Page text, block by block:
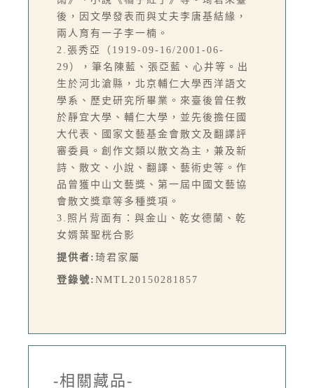
後，因文學發表而與丈夫李唐基結緣，
兩人育有一子李一楠。
2.張秀亞（1919-09-16/2001-06-
29），筆名陳藍、張亞藍、心井等。出
生於河北滄縣，北京輔仁大學西洋語文
學系、歷史研究所畢業。來臺後曾任教
於靜宜大學、輔仁大學，並先後擔任國
大代表、國家文藝基金會散文及翻譯評
審委員。創作文類以散文為主，兼及新
詩、散文、小說、翻譯、藝術史等。作
品曾獲中山文藝獎、第一屆中國文藝協
會散文獎章等多種獎項。
3.照片背面有：與金山、乾女德蘭、乾
女婿葉聖桄合影
提供者: 琦君家屬
登錄號: NMTL20150281857
-相關藏品-